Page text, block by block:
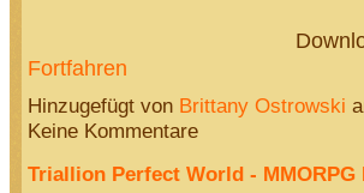
Fortfahren
Hinzugefügt von Brittany Ostrowski
Keine Kommentare
Triallion Perfect World - MMORPG